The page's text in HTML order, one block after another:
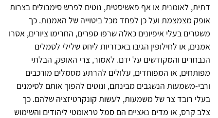
דתית, לאומנית או אף פאשיסטית, נוטים לפרש סימבולים בצרות
אופק מצמצמת ועל כן לפחד מכל ביטוייה של האמנות. כך
משטרים בעלי איפיונים כאלה שרפו ספרים, החרימו ציורים, אסרו
אמנים, או לחילופין הגיבו באכזריות ליחס שלילי לסמלים
הנבחרים והמקודשים על ידם. לאמור, צרי האופק, הבלתי
מפותחים, או המפוחדים, עלולים להרתע מסמלים מורכבים
ורבי-משמעות הנשגבים מבינתם, ונוטים להפוך אותם לסימנים
בעלי רובד צר של משמעות, לעשות קונקרטיזציה שלהם. כך
צלב קרס, או מדים נאציים הם סמל טראומטי ליהודים והשימוש